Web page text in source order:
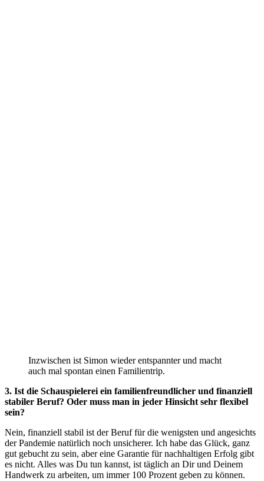
Inzwischen ist Simon wieder entspannter und macht
auch mal spontan einen Familientrip.
3. Ist die Schauspielerei ein familienfreundlicher und finanziell
stabiler Beruf? Oder muss man in jeder Hinsicht sehr flexibel
sein?
Nein, finanziell stabil ist der Beruf für die wenigsten und angesichts
der Pandemie natürlich noch unsicherer. Ich habe das Glück, ganz
gut gebucht zu sein, aber eine Garantie für nachhaltigen Erfolg gibt
es nicht. Alles was Du tun kannst, ist täglich an Dir und Deinem
Handwerk zu arbeiten, um immer 100 Prozent geben zu können.